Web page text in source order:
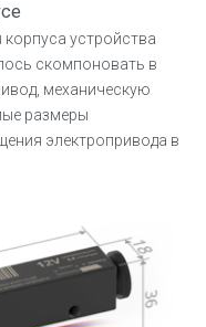
устройства
скомпоновать в
механическую
размеры
электропривода в